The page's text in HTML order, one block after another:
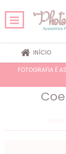
INÍCIO
FOTOGRAFIA É